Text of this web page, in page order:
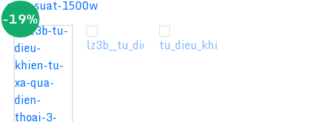
-19%